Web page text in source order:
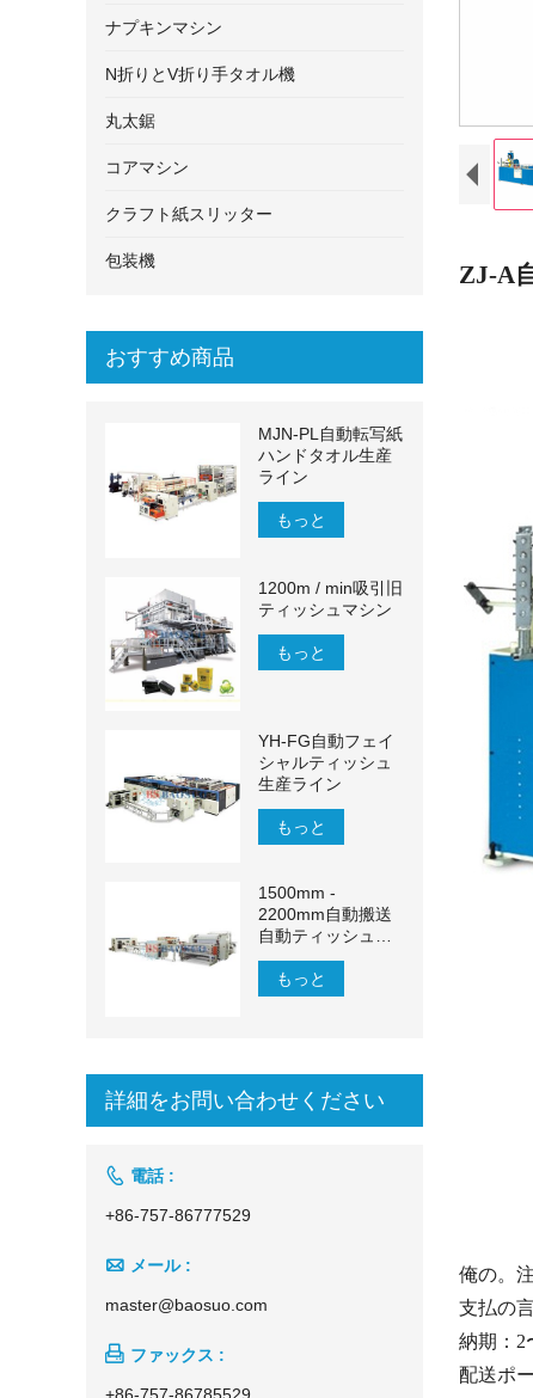
ZJ-A
俺の。
支払の
納期：2
配送ポ
ナプキンマシン
N折りとV折り手タオル機
丸太鋸
コアマシン
クラフト紙スリッター
包装機
おすすめ商品
MJN-PL自動転写紙
ハンドタオル生産
ライン
もっと
1200m / min吸引旧
ティッシュマシン
もっと
YH-FG自動フェイ
シャルティッシュ
生産ライン
もっと
1500mm -
2200mm自動搬送
自動ティッシュペ
ーパー生産ライン
もっと
詳細をお問い合わせください
 電話 :
+86-757-86777529
 メール :
master@baosuo.com
 ファックス :